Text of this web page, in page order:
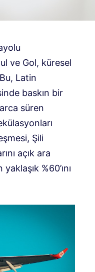
ve Gol, küresel
Latin
baskın bir
süren
Şili
açık ara
%60’ını